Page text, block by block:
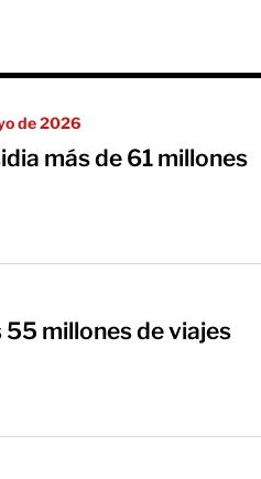
de 2026
más de 61 millones
55 millones de viajes